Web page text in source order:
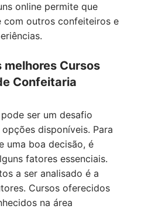
online permite que
com outros confeiteiros e
melhores Cursos
Confeitaria
ser um desafio
disponíveis. Para
uma boa decisão, é
fatores essenciais.
a ser analisado é a
Cursos oferecidos
na área